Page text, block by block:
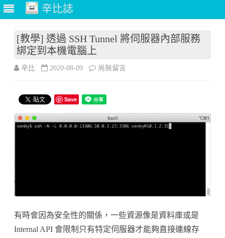
辛比誌
content
[教學] 透過 SSH Tunnel 將伺服器內部服務
綁定到本機電腦上
辛比 2020-08-09 在
學]
透
服
尚無留言
Save
有時會因為安全性的關係，一些資源像是資料庫或是
Internal API 會限制只有特定伺服器才能夠直接連線存